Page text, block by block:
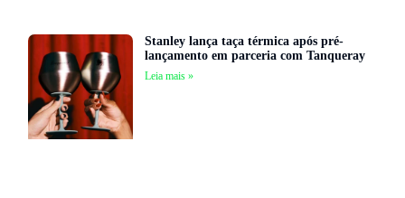
Stanley lança taça térmica após pré-
lançamento em parceria com Tanqueray
Leia mais »